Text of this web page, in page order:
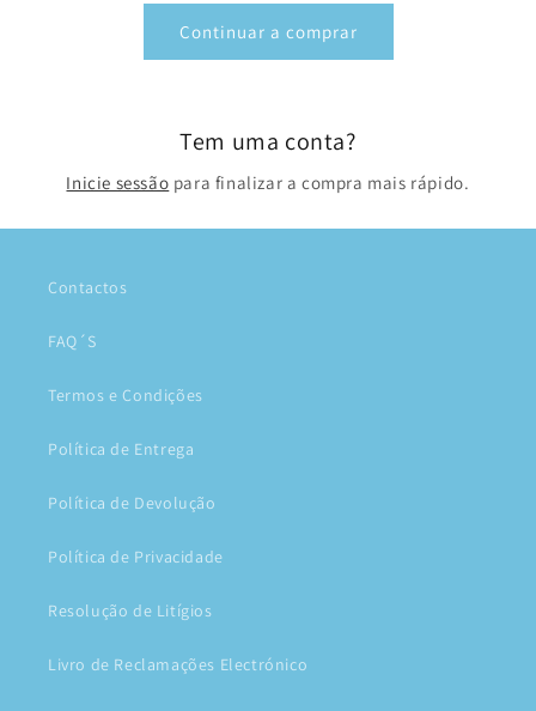
Continuar a comprar
Tem uma conta?
Inicie sessão para finalizar a compra mais rápido.
Contactos
FAQ´S
Termos e Condições
Política de Entrega
Política de Devolução
Política de Privacidade
Resolução de Litígios
Livro de Reclamações Electrónico